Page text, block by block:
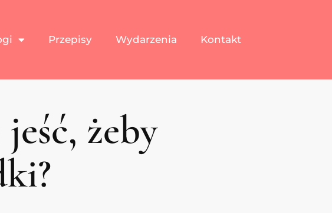
Przepisy Wydarzenia Kontakt
żeby